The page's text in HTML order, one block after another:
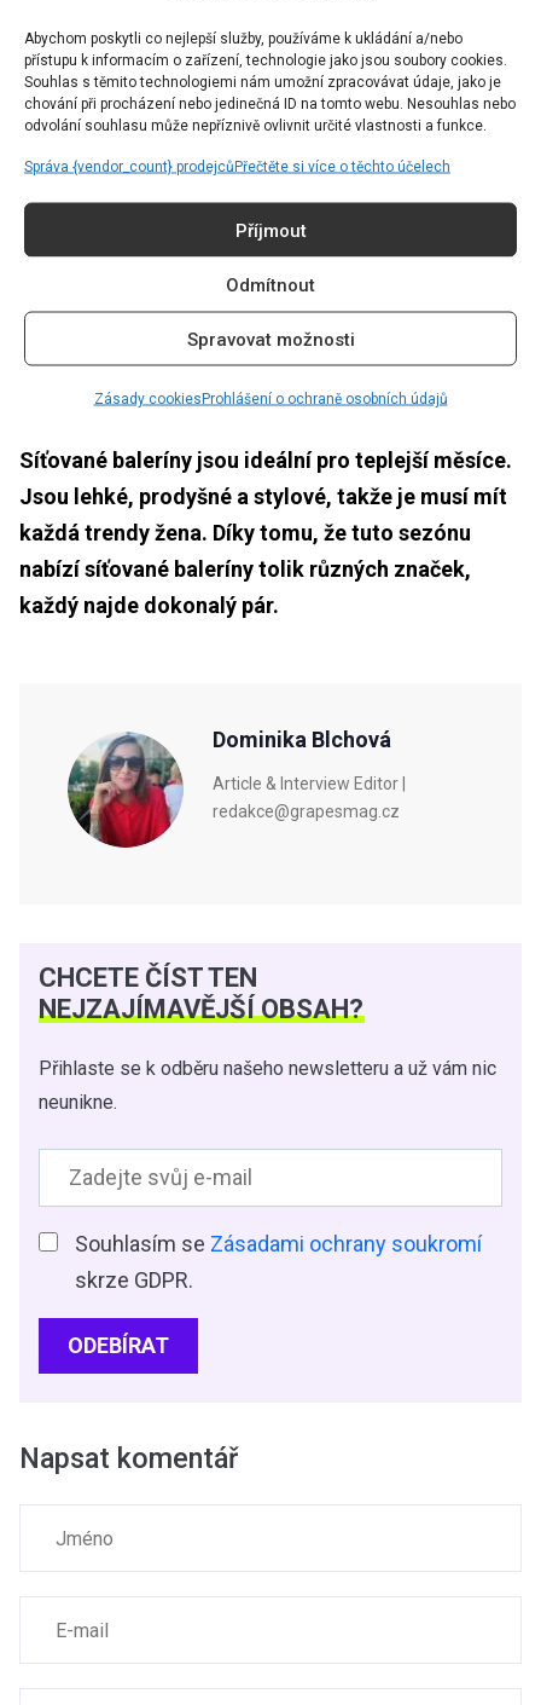
Abychom poskytli co nejlepší služby, používáme k ukládání a/nebo
přístupu k informacím o zařízení, technologie jako jsou soubory cookies.
Souhlas s těmito technologiemi nám umožní zpracovávat údaje, jako je
chování při procházení nebo jedinečná ID na tomto webu. Nesouhlas nebo
odvolání souhlasu může nepříznivě ovlivnit určité vlastnosti a funkce.
Správa {vendor_count} prodejcůPřečtěte si více o těchto účelech
Příjmout
Odmítnout
Spravovat možnosti
Zásady cookiesProhlášení o ochraně osobních údajů
Největším módním benefitem síťovaných balerín je,
že vypadají zajímavě. To znamená, že čím
jednodušší outfit, tím lépe. Jen tak si mohou
síťované baleríny přijít skutečně na své.
Nejjednodušší variantou jsou džíny rovného střihu
ve stylu 90. let v kombinaci s bílým tričkem, volným
úpletem a jednou z vašich oblíbených kabelek.
Síťované baleríny ale vypadají dobře i k sukním a
Síťované baleríny jsou ideální pro teplejší měsíce.
Jsou lehké, prodyšné a stylové, takže je musí mít
každá trendy žena. Díky tomu, že tuto sezónu
nabízí síťované baleríny tolik různých značek,
každý najde dokonalý pár.
Dominika Blchová
Article & Interview Editor |
redakce@grapesmag.cz
CHCETE ČÍST TEN
NEJZAJÍMAVĚJŠÍ OBSAH?
Přihlaste se k odběru našeho newsletteru a už vám nic
neunikne.
Souhlasím se Zásadami ochrany soukromí
skrze GDPR.
ODEBÍRAT
Napsat komentář